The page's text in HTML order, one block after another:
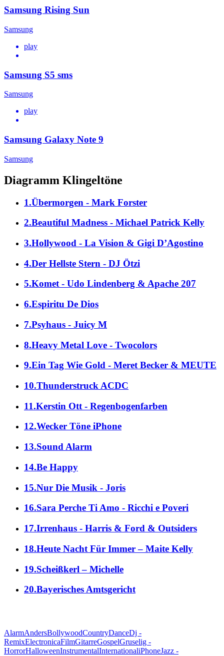
Samsung Rising Sun
Samsung
play
Samsung S5 sms
Samsung
play
Samsung Galaxy Note 9
Samsung
Diagramm Klingeltöne
1.Übermorgen - Mark Forster
2.Beautiful Madness - Michael Patrick Kelly
3.Hollywood - La Vision & Gigi D’Agostino
4.Der Hellste Stern - DJ Ötzi
5.Komet - Udo Lindenberg & Apache 207
6.Espiritu De Dios
7.Psyhaus - Juicy M
8.Heavy Metal Love - Twocolors
9.Ein Tag Wie Gold - Meret Becker & MEUTE
10.Thunderstruck ACDC
11.Kerstin Ott - Regenbogenfarben
12.Wecker Töne iPhone
13.Sound Alarm
14.Be Happy
15.Nur Die Musik - Joris
16.Sara Perche Ti Amo - Ricchi e Poveri
17.Irrenhaus - Harris & Ford & Outsiders
18.Heute Nacht Für Immer – Maite Kelly
19.Scheißkerl – Michelle
20.Bayerisches Amtsgericht
AlarmAndersBollywoodCountryDanceDj -
RemixElectronicaFilmGitarreGospelGruselig -
HorrorHalloweenInstrumentalInternationaliPhoneJazz -